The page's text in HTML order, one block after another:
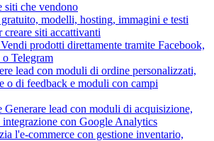
siti che vendono
modelli, hosting, immagini e testi
creare siti accattivanti
Vendi prodotti direttamente tramite Facebook,
Telegram
lead con moduli di ordine personalizzati,
o di feedback e moduli con campi
Generare lead con moduli di acquisizione,
con Google Analytics
l'e-commerce con gestione inventario,